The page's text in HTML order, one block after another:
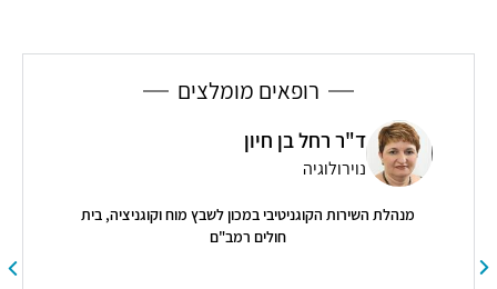
רופאים מומלצים
ד"ר רחל בן חיון
נוירולוגיה
מנהלת השירות הקוגניטיבי במכון לשבץ מוח וקוגניציה, בית
חולים רמב"ם